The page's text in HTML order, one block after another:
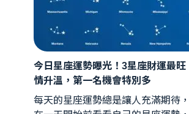
今日星座運勢曝光！3星座財運最旺
情升溫，第一名機會特別多
每天的星座運勢總是讓人充滿期待